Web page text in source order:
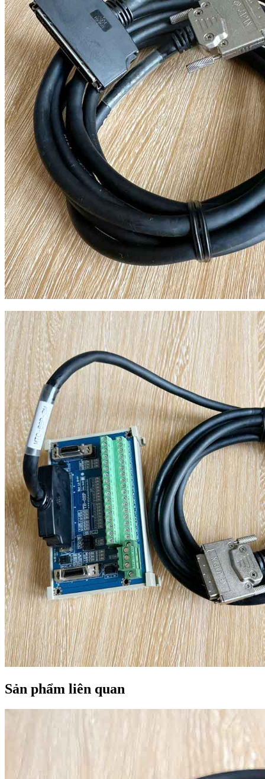
Sản phẩm liên quan